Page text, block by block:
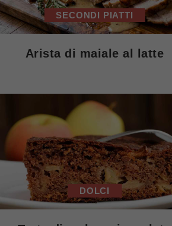
SECONDI PIATTI
Arista di maiale al latte
DOLCI